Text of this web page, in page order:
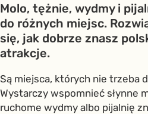
Molo, tężnie, wydmy i
do różnych miejsc.
się, jak dobrze znasz
atrakcje.
Są miejsca, których nie trzeba
Wystarczy wspomnieć słynne
ruchome wydmy albo pijalnię